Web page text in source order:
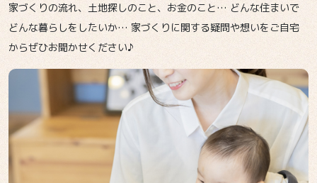
家づくりの流れ、土地探しのこと、お金のこと… どんな住まいで
どんな暮らしをしたいか… 家づくりに関する疑問や想いをご自宅
からぜひお聞かせください♪